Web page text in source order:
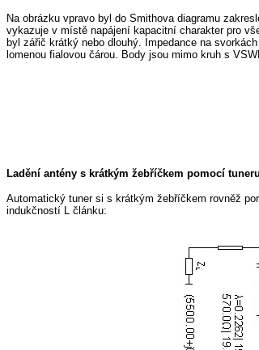
Na obrázku vpravo byl do Smithova diagramu
vykazuje v místě napájení kapacitní charakter pro
byl zářič krátký nebo dlouhý. Impedance na
lomenou fialovou čárou. Body jsou mimo kruh s
Ladění antény s krátkým žebříčkem pomocí tuneru
Automatický tuner si s krátkým žebříčkem rovněž
indukčností L článku: